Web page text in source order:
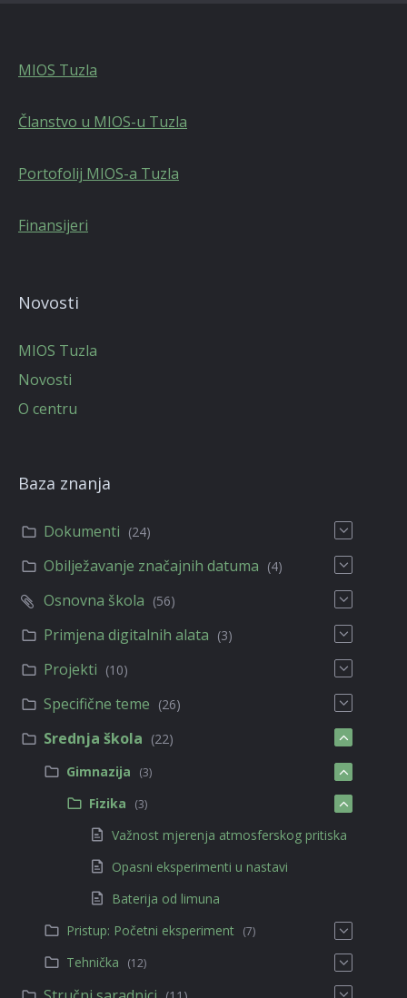
MIOS Tuzla
Članstvo u MIOS-u Tuzla
Portofolij MIOS-a Tuzla
Finansijeri
Novosti
MIOS Tuzla
Novosti
O centru
Baza znanja
Dokumenti (24)
Obilježavanje značajnih datuma (4)
Osnovna škola (56)
Primjena digitalnih alata (3)
Projekti (10)
Specifične teme (26)
Srednja škola (22)
Gimnazija
(3)
Fizika (3)
Važnost mjerenja atmosferskog pritiska
Opasni eksperimenti u nastavi
Baterija od limuna
Pristup: Početni eksperiment (7)
Tehnička (12)